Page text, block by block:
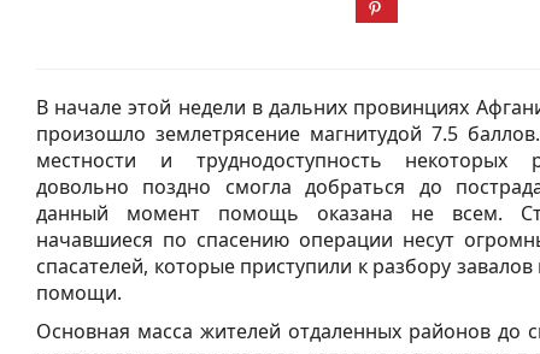
В начале этой недели в дальних провинциях
произошло землетрясение магнитудой 7.5
местности и труднодоступность
довольно поздно смогла добраться до
данный момент помощь оказана не всем.
начавшиеся по спасению операции несут
спасателей, которые приступили к разбору
помощи.
Основная масса жителей отдаленных районов до